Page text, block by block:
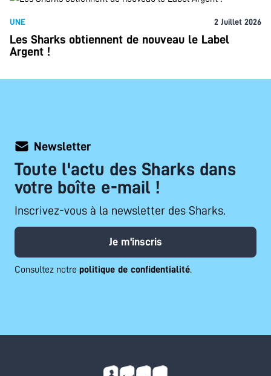
UNE 2 Juillet 2026
Les Sharks obtiennent de nouveau le Label
Argent !
Newsletter
Toute l'actu des Sharks dans
votre boîte e-mail !
Inscrivez-vous à la newsletter des Sharks.
Je m'inscris
Consultez notre politique de confidentialité.